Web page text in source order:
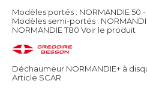
Modèles portés : NORMANDIE 50
Modèles semi-portés :
NORMANDIE T80 Voir le produit
Déchaumeur NORMANDIE+ à
Article SCAR